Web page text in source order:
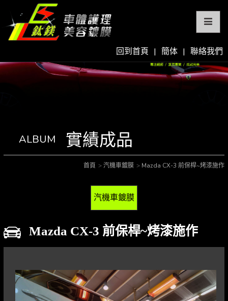
回到首頁 | 簡体 | 聯絡我們
ALBUM 實績成品
首頁 汽機車鍍膜 Mazda CX-3 前保桿~烤漆施作
汽機車鍍膜
Mazda CX-3 前保桿~烤漆施作